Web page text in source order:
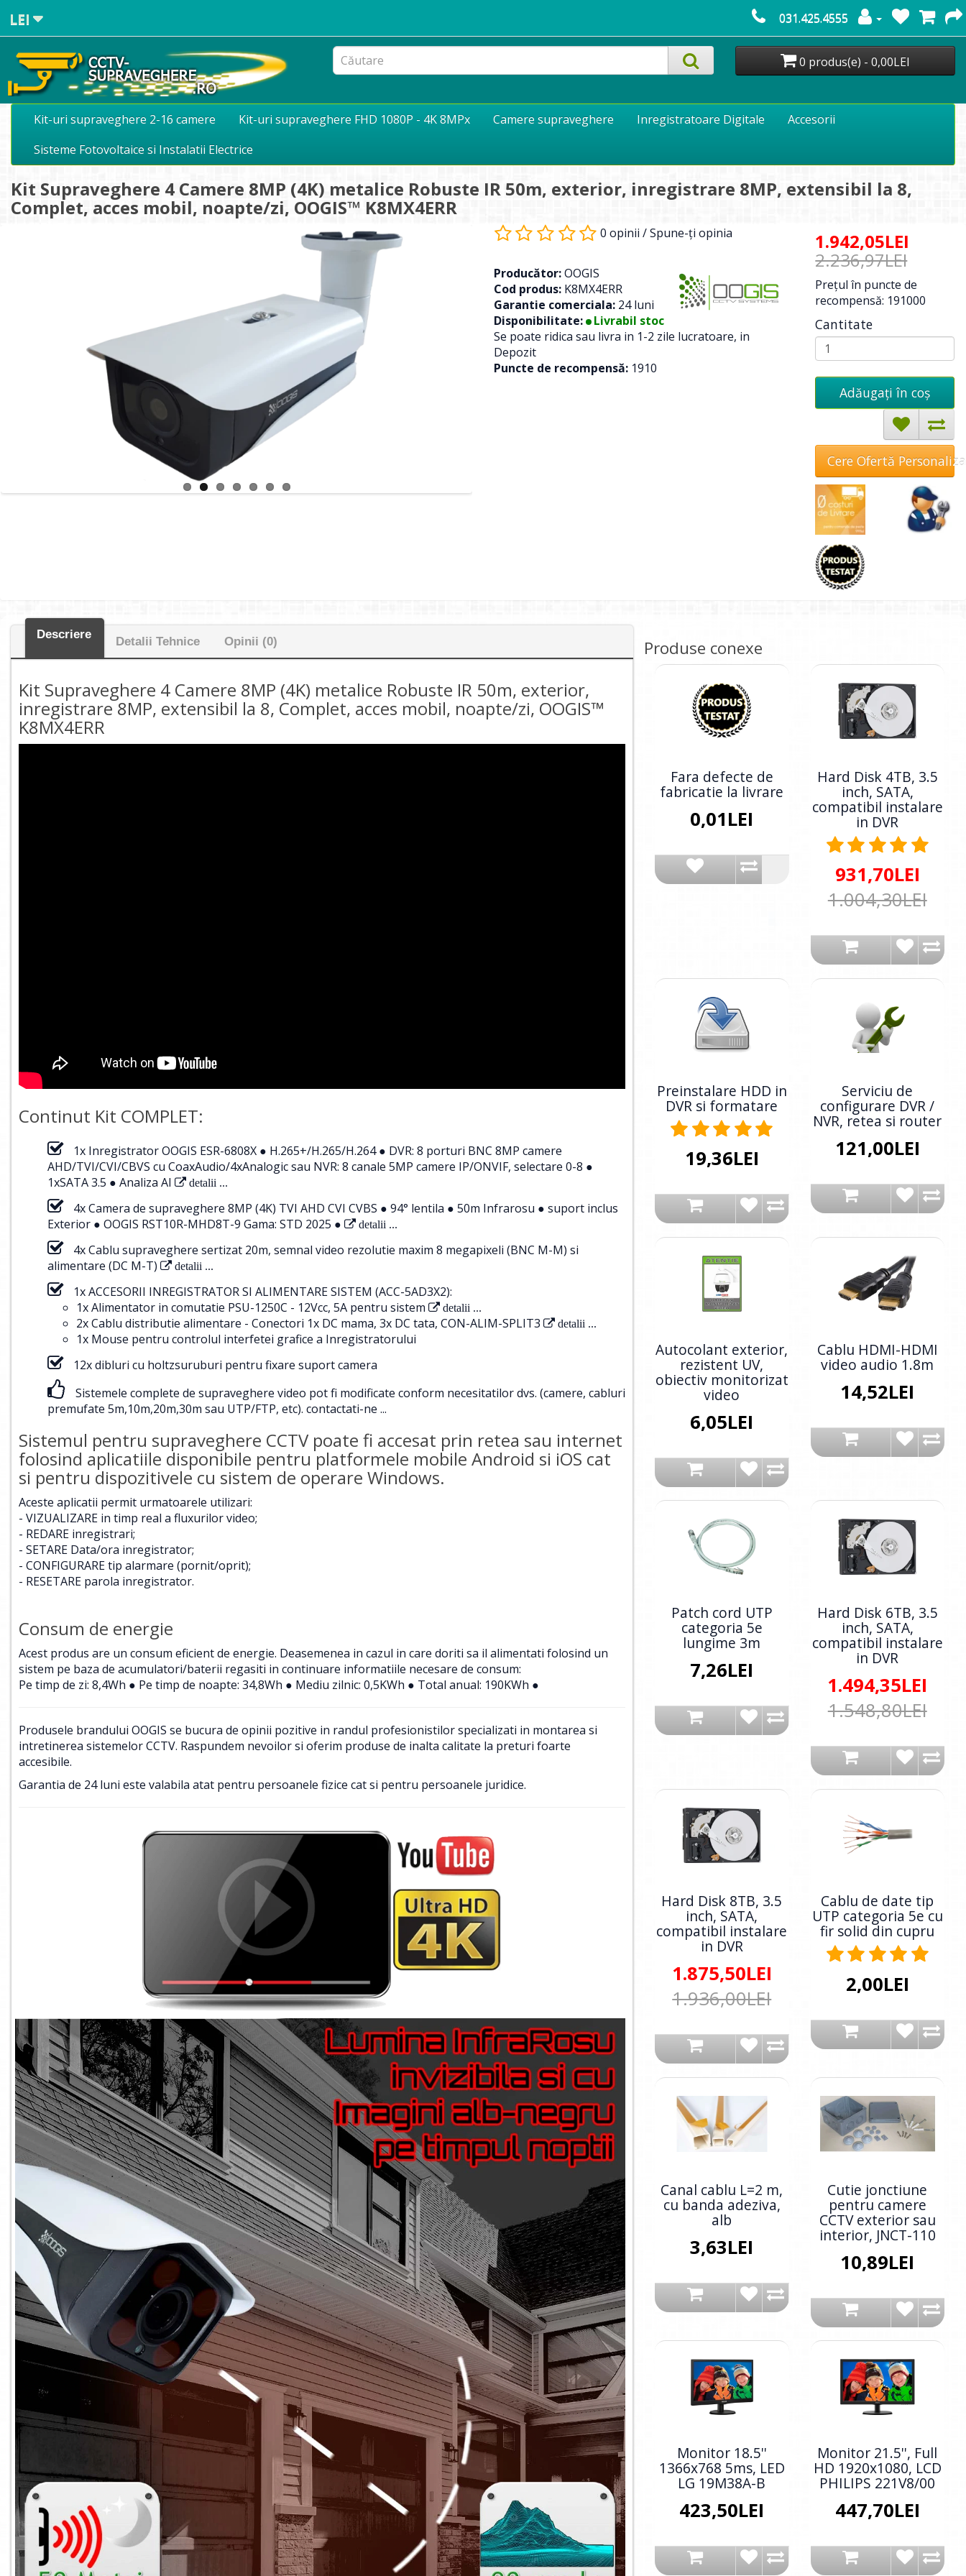
LEI 031.425.4555
0 produs(e) - 0,00LEI
Kit-uri supraveghere 2-16 camere Kit-uri supraveghere FHD 1080P - 4K 8MPx Camere supraveghere Inregistratoare Digitale
Accesorii
Sisteme Fotovoltaice si Instalatii Electrice
Kit Supraveghere 4 Camere 8MP (4K) metalice Robuste IR 50m, exterior, inregistrare 8MP, extensibil la 8,
Complet, acces mobil, noapte/zi, OOGIS™ K8MX4ERR
0 opinii /Spune-ţi opinia
Producător:OOGIS
Cod produs: K8MX4ERR
Garantie comerciala: 24 luni
Disponibilitate:
Livrabil stoc
Se poate ridica sau livra in 1-2 zile lucratoare, in
Depozit
Puncte de recompensă: 1910
1.942,05LEI
2.236,97LEI
Preţul în puncte de
recompensă: 191000
Cantitate
Adăugați în coş
Cere Ofertă
Descriere
Detalii Tehnice Opinii (0)
Kit Supraveghere 4 Camere 8MP (4K) metalice Robuste IR 50m, exterior,
inregistrare 8MP, extensibil la 8, Complet, acces mobil, noapte/zi, OOGIS™
K8MX4ERR
Continut Kit COMPLET:
1x Inregistrator OOGIS ESR-6808X ● H.265+/H.265/H.264 ● DVR: 8 porturi BNC 8MP camere
AHD/TVI/CVI/CBVS cu CoaxAudio/4xAnalogic sau NVR: 8 canale 5MP camere IP/ONVIF, selectare 0-8 ●
1xSATA 3.5 ● Analiza AI
detalii ...
4x Camera de supraveghere 8MP (4K) TVI AHD CVI CVBS ● 94° lentila ● 50m Infrarosu ● suport inclus
Exterior ● OOGIS RST10R-MHD8T-9 Gama: STD 2025 ●
detalii ...
4x Cablu supraveghere sertizat 20m, semnal video rezolutie maxim 8 megapixeli (BNC M-M) si
alimentare (DC M-T)
detalii ...
1x ACCESORII INREGISTRATOR SI ALIMENTARE SISTEM (ACC-5AD3X2):
1x Alimentator in comutatie PSU-1250C - 12Vcc, 5A pentru sistem
detalii ...
2x Cablu distributie alimentare - Conectori 1x DC mama, 3x DC tata, CON-ALIM-SPLIT3 detalii ...
1x Mouse pentru controlul interfetei grafice a Inregistratorului
12x dibluri cu holtzsuruburi pentru fixare suport camera
Sistemele complete de supraveghere video pot fi modificate conform necesitatilor dvs. (camere, cabluri
premufate 5m,10m,20m,30m sau UTP/FTP, etc). contactati-ne ...
Sistemul pentru supraveghere CCTV poate fi accesat prin retea sau internet
folosind aplicatiile disponibile pentru platformele mobile Android si iOS cat
si pentru dispozitivele cu sistem de operare Windows.
Aceste aplicatii permit urmatoarele utilizari:
- VIZUALIZARE in timp real a fluxurilor video;
- REDARE inregistrari;
- SETARE Data/ora inregistrator;
- CONFIGURARE tip alarmare (pornit/oprit);
- RESETARE parola inregistrator.
Consum de energie
Acest produs are un consum eficient de energie. Deasemenea in cazul in care doriti sa il alimentati folosind un
sistem pe baza de acumulatori/baterii regasiti in continuare informatiile necesare de consum:
Pe timp de zi: 8,4Wh ● Pe timp de noapte: 34,8Wh ● Mediu zilnic: 0,5KWh ● Total anual: 190KWh ●
Produsele brandului OOGIS se bucura de opinii pozitive in randul profesionistilor specializati in montarea si
intretinerea sistemelor CCTV. Raspundem nevoilor si oferim produse de inalta calitate la preturi foarte
accesibile.
Garantia de 24 luni este valabila atat pentru persoanele fizice cat si pentru persoanele juridice.
Produse conexe
Fara defecte de
fabricatie la livrare
0,01LEI
Hard Disk 4TB, 3.5
inch, SATA,
compatibil instalare
in DVR
931,70LEI
1.004,30LEI
Preinstalare HDD in
DVR si formatare
19,36LEI
Serviciu de
configurare DVR /
NVR, retea si router
121,00LEI
Autocolant exterior,
rezistent UV,
obiectiv monitorizat
video
6,05LEI
Cablu HDMI-HDMI
video audio 1.8m
14,52LEI
Patch cord UTP
categoria 5e
lungime 3m
7,26LEI
Hard Disk 6TB, 3.5
inch, SATA,
compatibil instalare
in DVR
1.494,35LEI
1.548,80LEI
Hard Disk 8TB, 3.5
inch, SATA,
compatibil instalare
in DVR
1.875,50LEI
1.936,00LEI
Cablu de date tip
UTP categoria 5e cu
fir solid din cupru
2,00LEI
Canal cablu L=2 m,
cu banda adeziva,
alb
3,63LEI
Cutie jonctiune
pentru camere
CCTV exterior sau
interior, JNCT-110
10,89LEI
Monitor 18.5''
1366x768 5ms, LED
LG 19M38A-B
423,50LEI
Monitor 21.5'', Full
HD 1920x1080, LCD
PHILIPS 221V8/00
447,70LEI